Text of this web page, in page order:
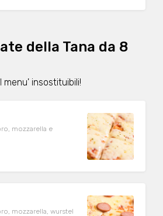
della Tana da 8
menu' insostituibili!
mozzarella e
mozzarella, wurstel